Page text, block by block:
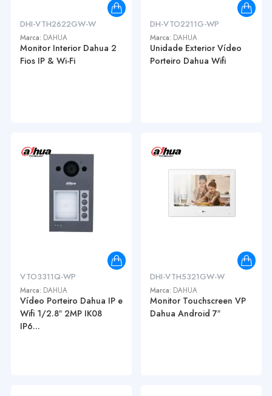
DHI-VTH2622GW-W
Marca: DAHUA
Monitor Interior Dahua 2
Fios IP & Wi-Fi
DH-VTO2211G-WP
Marca: DAHUA
Unidade Exterior Vídeo
Porteiro Dahua Wifi
VTO3311Q-WP
Marca: DAHUA
Vídeo Porteiro Dahua IP e
Wifi 1/2.8″ 2MP IK08
IP6...
DHI-VTH5321GW-W
Marca: DAHUA
Monitor Touchscreen VP
Dahua Android 7″